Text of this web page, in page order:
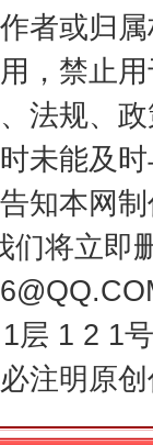
者或归
，禁止
法规、
未能及
知本网
们将立即
层 1 2 1
注明原
生
"炒